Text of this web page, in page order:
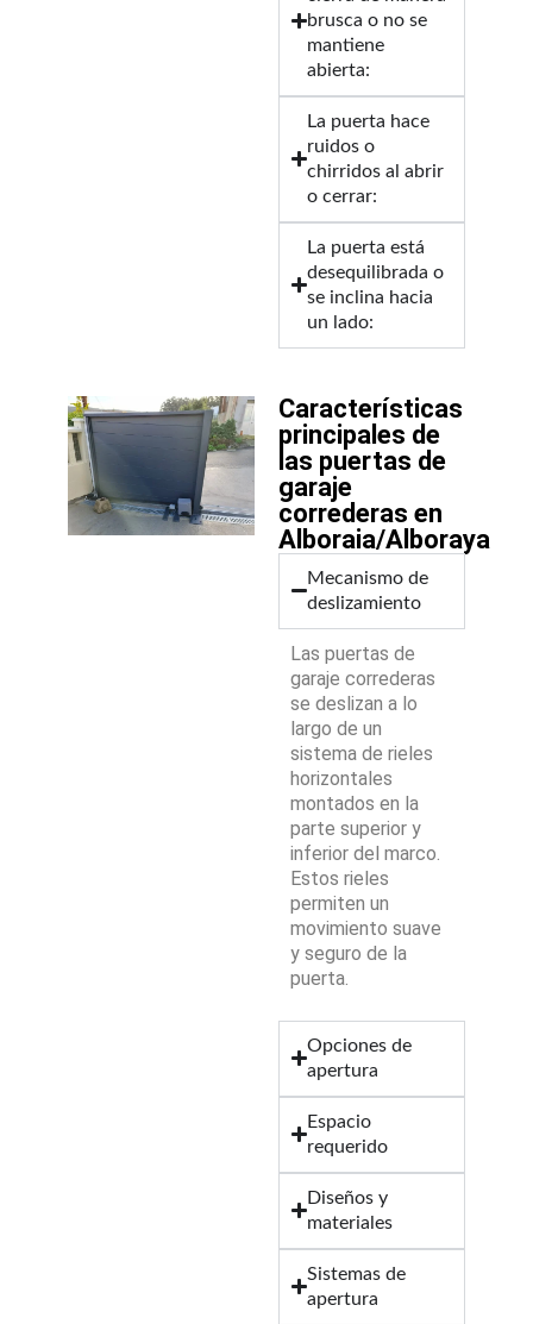
brusca o no se
mantiene
abierta:
La puerta hace
ruidos o
chirridos al abrir
o cerrar:
La puerta está
desequilibrada o
se inclina hacia
un lado:
Características
principales de
las puertas de
garaje
correderas en
Alboraia/Alboraya
Mecanismo de
deslizamiento
Las puertas de
garaje correderas
se deslizan a lo
largo de un
sistema de rieles
horizontales
montados en la
parte superior y
inferior del marco.
Estos rieles
permiten un
movimiento suave
y seguro de la
puerta.
Opciones de
apertura
Espacio
requerido
Diseños y
materiales
Sistemas de
apertura